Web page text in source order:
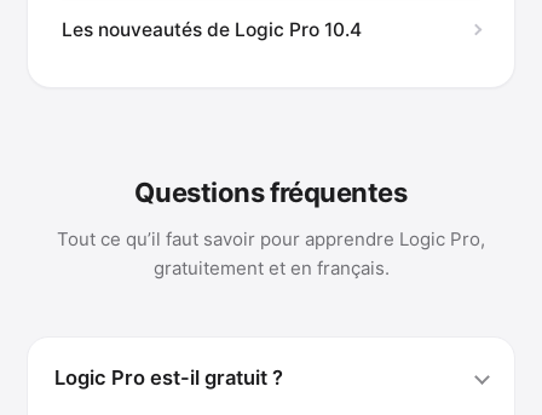
Les nouveautés de Logic Pro 10.4
Questions fréquentes
Tout ce qu’il faut savoir pour apprendre Logic Pro,
gratuitement et en français.
Logic Pro est-il gratuit ?